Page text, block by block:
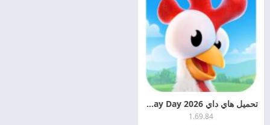
تحميل هاي داي Hay Day 2026 مهكره اخر اصدار
1.69.84